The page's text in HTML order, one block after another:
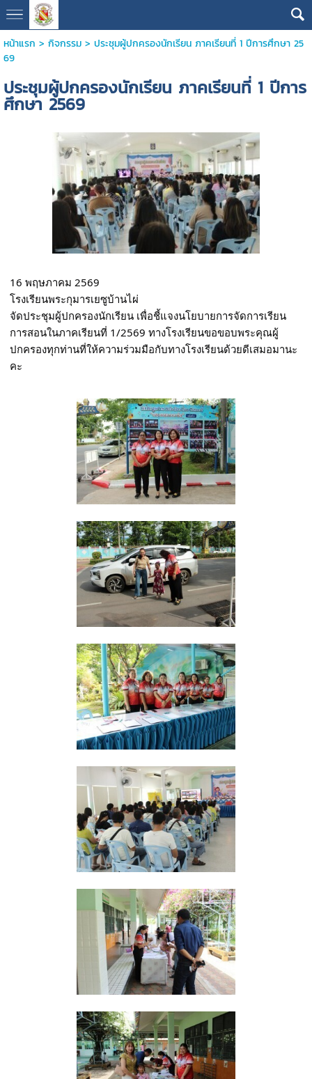
หน้าแรก > กิจกรรม> ประชุมผู้ปกครองนักเรียน ภาคเรียนที่ 1 ปีการศึกษา 25
69
ประชุมผู้ปกครองนักเรียน ภาคเรียนที่ 1 ปีการ
ศึกษา 2569
16 พฤษภาคม 2569
โรงเรียนพระกุมารเยซูบ้านไผ่
จัดประชุมผู้ปกครองนักเรียน เพื่อชี้แจงนโยบายการจัดการเรียน
การสอนในภาคเรียนที่ 1/2569 ทางโรงเรียนขอขอบพระคุณผู้
ปกครองทุกท่านที่ให้ความร่วมมือกับทางโรงเรียนด้วยดีเสมอมานะ
คะ